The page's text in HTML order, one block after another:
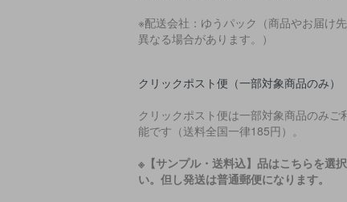
※配送会社：ゆうパック（商品やお届け
異なる場合があります。）
クリックポスト便（一部対象商品のみ）
クリックポスト便は一部対象商品のみご
能です（送料全国一律185円）。
※【サンプル・送料込】品はこちらを選
い。但し発送は普通郵便になります。